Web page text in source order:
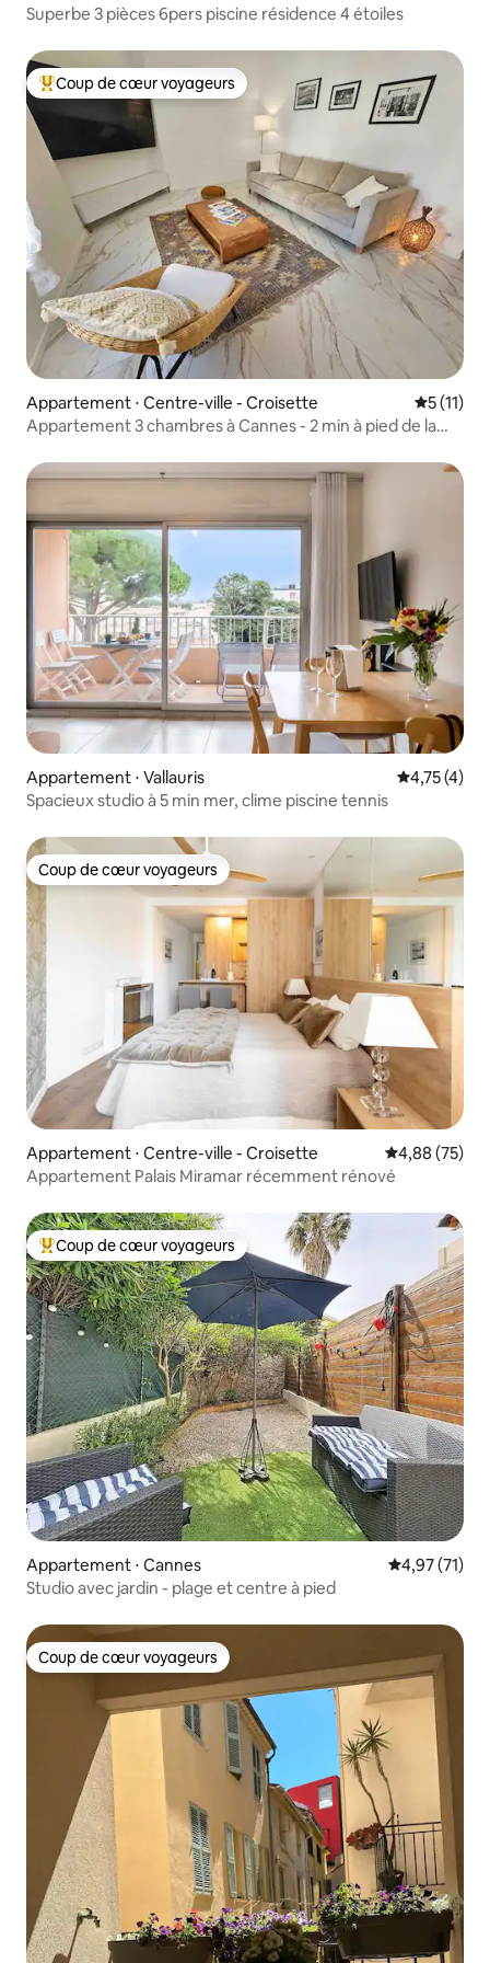
Superbe 3 pièces 6pers piscine résidence 4 étoiles
Coups de cœur voyageurs les plus appréciés
Coup de cœur voyageurs
Appartement ⋅ Centre-ville - Croisette
5 (11)
Appartement 3 chambres à Cannes - 2 min à pied de la
Appartement ⋅ Vallauris Évaluation
4,75 (4)
Spacieux studio à 5 min mer, clime piscine tennis
Coup de cœur voyageurs
Coup de cœur voyageurs
Appartement ⋅ Centre-ville - Croisette Évaluation
4,88 (75)
Appartement Palais Miramar récemment rénové
Coups de cœur voyageurs les plus appréciés
Coup de cœur voyageurs
Appartement ⋅ Cannes Évaluation
4,97 (71)
Studio avec jardin - plage et centre à pied
Coup de cœur voyageurs
Coup de cœur voyageurs